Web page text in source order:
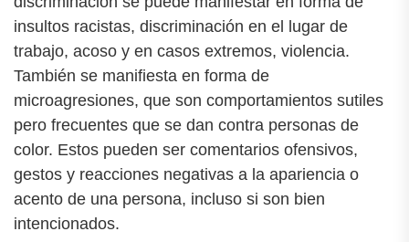
insultos racistas, discriminación en el lugar de
trabajo, acoso y en casos extremos, violencia.
También se manifiesta en forma de
microagresiones, que son comportamientos sutiles
pero frecuentes que se dan contra personas de
color. Estos pueden ser comentarios ofensivos,
gestos y reacciones negativas a la apariencia o
acento de una persona, incluso si son bien
intencionados.